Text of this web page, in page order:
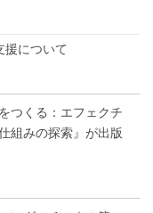
援について
つくる：エフェクチ
組みの探索』が出版